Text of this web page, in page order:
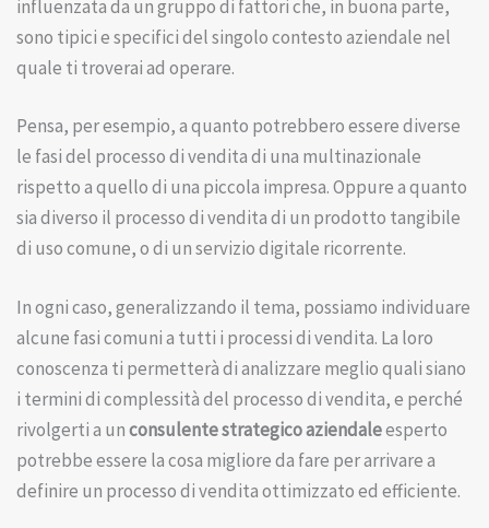
influenzata da un gruppo di fattori che, in buona parte,
sono tipici e specifici del singolo contesto aziendale nel
quale ti troverai ad operare.
Pensa, per esempio, a quanto potrebbero essere diverse
le fasi del processo di vendita di una multinazionale
rispetto a quello di una piccola impresa. Oppure a quanto
sia diverso il processo di vendita di un prodotto tangibile
di uso comune, o di un servizio digitale ricorrente.
In ogni caso, generalizzando il tema, possiamo individuare
alcune fasi comuni a tutti i processi di vendita. La loro
conoscenza ti permetterà di analizzare meglio quali siano
i termini di complessità del processo di vendita, e perché
rivolgerti a unconsulente strategico aziendaleesperto
potrebbe essere la cosa migliore da fare per arrivare a
definire un processo di vendita ottimizzato ed efficiente.